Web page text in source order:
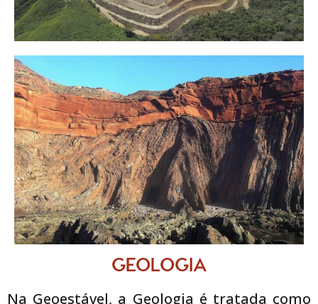
GEOLOGIA
Na Geoestável, a Geologia é tratada como